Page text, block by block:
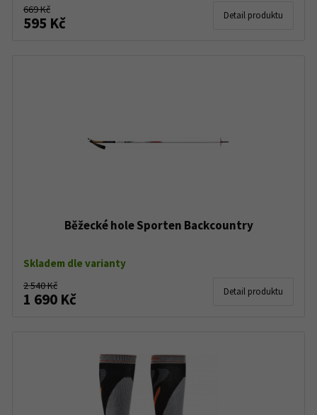
669 Kč
595 Kč Detail produktu
Běžecké hole Sporten Backcountry
Skladem dle varianty
2 540 Kč
1 690 Kč Detail produktu